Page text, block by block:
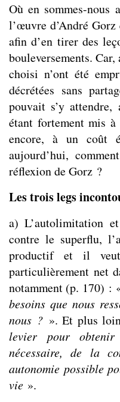
Où en sommes-nous
l’œuvre d’André Gorz
afin d’en tirer des
bouleversements.
choisi n’ont été
décrétées sans
pouvait s’y attendre,
étant fortement mis
encore, à un coût
aujourd’hui,
réflexion de Gorz ?
Les trois legs
a) L’autolimitation
contre le superflu,
productif et il veut
particulièrement net
notamment (p. 170) :
besoins que nous
nous ? ». Et plus
levier pour obtenir
nécessaire, de la
autonomie possible
vie ».